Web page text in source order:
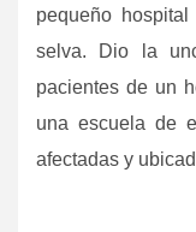
pequeño
selva. Dio la
pacientes de un
una escuela de
afectadas y